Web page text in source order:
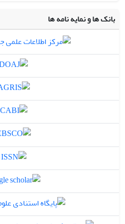
بانک ها و نمایه نامه ها